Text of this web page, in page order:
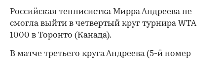
Российская теннисистка Мирра Андреева не
смогла выйти в четвертый круг турнира WTA
1000 в Торонто (Канада).
В матче третьего круга Андреева (5-й номер